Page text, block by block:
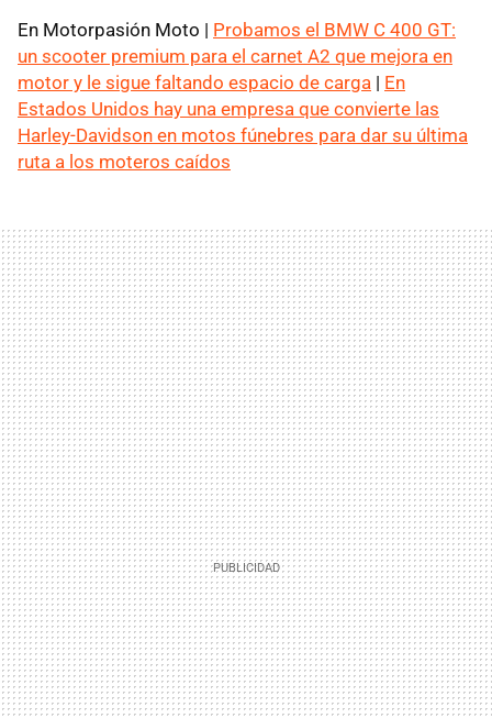
En Motorpasión Moto | Probamos el BMW C 400 GT:
un scooter premium para el carnet A2 que mejora en
motor y le sigue faltando espacio de carga | En
Estados Unidos hay una empresa que convierte las
Harley-Davidson en motos fúnebres para dar su última
ruta a los moteros caídos